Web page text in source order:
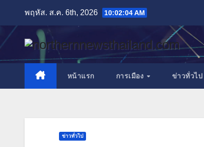
content
พฤหัส. ส.ค. 6th, 2026 10:02:05 AM
หน้าแรก การเมือง ข่าวทั่วไป
ข่าวทั่วไป